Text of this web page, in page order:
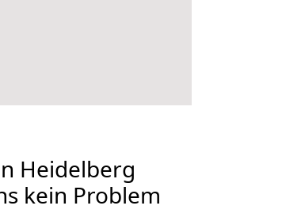
Heidelberg
kein Problem